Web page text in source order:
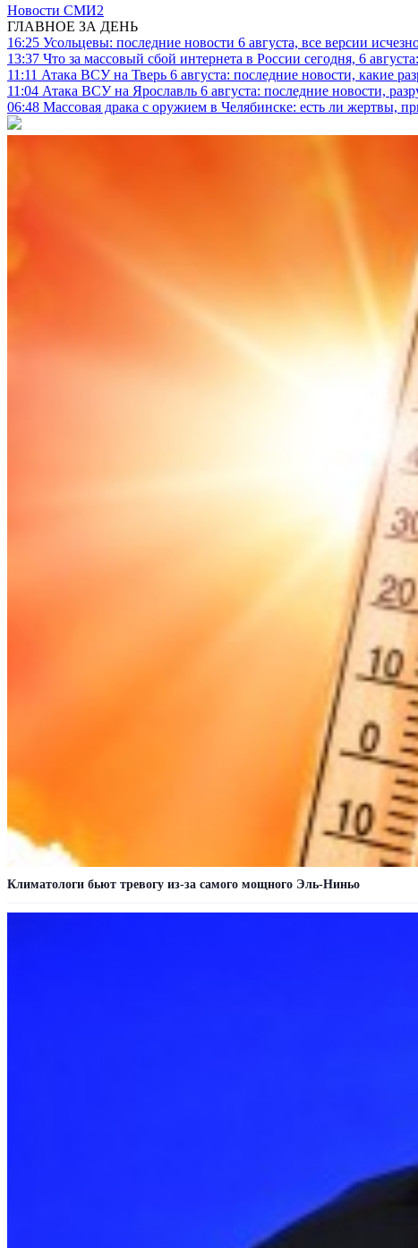
Новости СМИ2
ГЛАВНОЕ ЗА ДЕНЬ
16:25 Усольцевы: последние новости 6 августа, все версии
13:37 Что за массовый сбой интернета в России сегодня, 6
11:11 Атака ВСУ на Тверь 6 августа: последние новости, какие
11:04 Атака ВСУ на Ярославль 6 августа: последние новости,
06:48 Массовая драка с оружием в Челябинске: есть ли жертвы,
Климатологи бьют тревогу из-за самого мощного Эль-Ниньо